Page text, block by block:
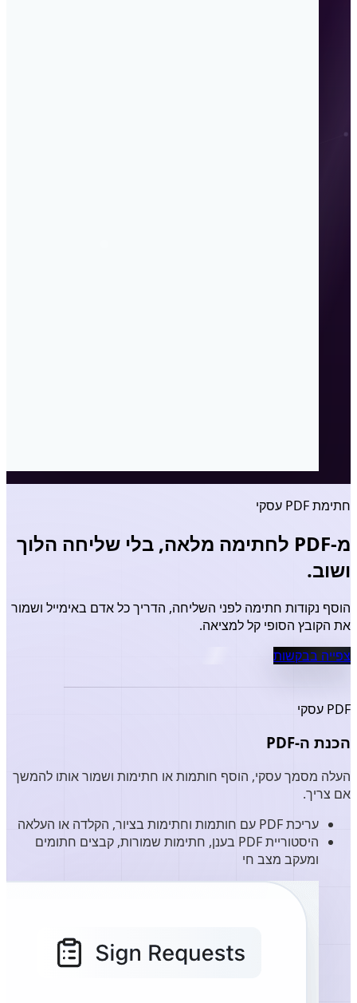
חתימת PDF עסקי
מ-PDF לחתימה מלאה, בלי שליחה הלוך
ושוב.
הוסף נקודות חתימה לפני השליחה, הדריך כל אדם באימייל ושמור
את הקובץ הסופי קל למציאה.
צפייה בבקשות
PDF עסקי
הכנת ה-PDF
העלה מסמך עסקי, הוסף חותמות או חתימות ושמור אותו להמשך
אם צריך.
עריכת PDF עם חותמות וחתימות בציור, הקלדה או העלאה
היסטוריית PDF בענן, חתימות שמורות, קבצים חתומים
ומעקב מצב חי